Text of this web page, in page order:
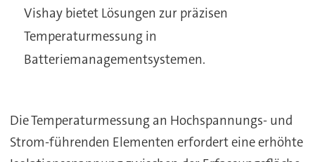
Vishay bietet Lösungen zur präzisen
Temperaturmessung in
Batteriemanagementsystemen.
Die Temperaturmessung an Hochspannungs- und
Strom-führenden Elementen erfordert eine erhöhte